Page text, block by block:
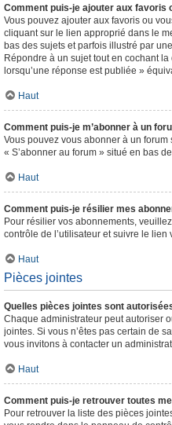
Comment puis-je ajouter aux favoris
Vous pouvez ajouter aux favoris ou
cliquant sur le lien approprié dans le
bas des sujets et parfois illustré par
Répondre à un sujet tout en cochant
lorsqu’une réponse est publiée »
Haut
Comment puis-je m’abonner à un
Vous pouvez vous abonner à un
« S’abonner au forum » situé en bas
Haut
Comment puis-je résilier mes
Pour résilier vos abonnements,
contrôle de l’utilisateur et suivre le lien
Haut
Pièces jointes
Quelles pièces jointes sont
Chaque administrateur peut autoriser
jointes. Si vous n’êtes pas certain de
vous invitons à contacter un
Haut
Comment puis-je retrouver toutes
Pour retrouver la liste des pièces